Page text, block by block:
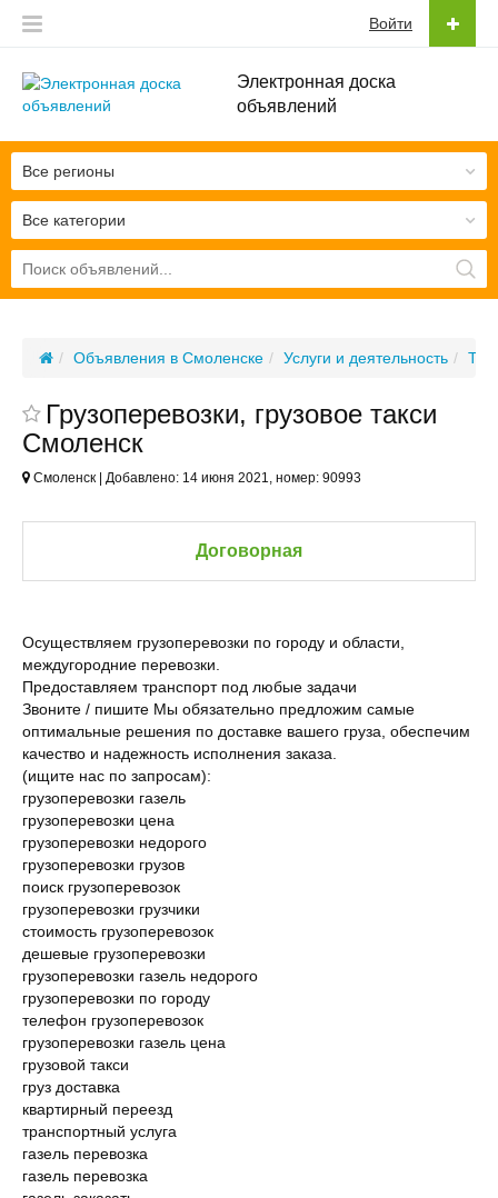
Электронная доска
объявлений
Войти
Все категории
Все регионы
Объявления в Смоленске Услуги и деятельность
Грузоперевозки, грузовое такси
Смоленск
Смоленск | Добавлено: 14 июня 2021, номер: 90993
Договорная
Осуществляем грузоперевозки по городу и области,
междугородние перевозки.
Предоставляем транспорт под любые задачи
Звоните / пишите Мы обязательно предложим самые
оптимальные решения по доставке вашего груза, обеспечим
качество и надежность исполнения заказа.
(ищите нас по запросам):
грузоперевозки газель
грузоперевозки цена
грузоперевозки недорого
грузоперевозки грузов
поиск грузоперевозок
грузоперевозки грузчики
стоимость грузоперевозок
дешевые грузоперевозки
грузоперевозки газель недорого
грузоперевозки по городу
телефон грузоперевозок
грузоперевозки газель цена
грузовой такси
груз доставка
квартирный переезд
транспортный услуга
газель перевозка
газель перевозка